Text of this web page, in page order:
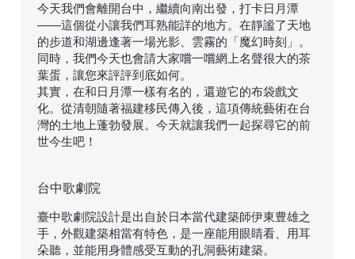
今天我們會離開台中，繼續向南出發，打卡日月潭
——這個從小讓我們耳熟能詳的地方。在靜謐了天地
的步道和湖邊逢著一場光影、雲霧的「魔幻時刻」。
同時，我們今天也會請大家嚐一嚐網上名聲很大的茶
葉蛋，讓您來評評到底如何。
​其實，在和日月潭一樣有名的，還遊它的布袋戲文
化。從清朝隨著福建移民傳入後，這項傳統藝術在台
灣的土地上蓬勃發展。今天就讓我們一起探尋它的前
世今生吧！
臺中歌劇院設計是出自於日本當代建築師伊東豊雄之
手，外觀建築相當有特色，是一座能用眼睛看、用耳
朵聽，並能用身體感受互動的孔洞藝術建築。
台中歌劇院